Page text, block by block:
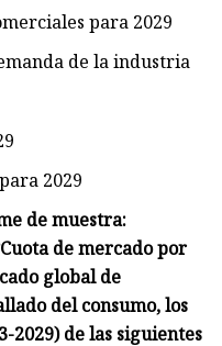
para 2029
de la industria
2029
de muestra:
Cuota de mercado por
global de
del consumo, los
de las siguientes